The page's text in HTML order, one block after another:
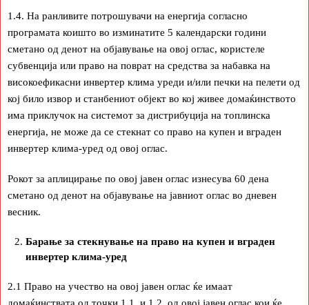
1.4. На ранливите потрошувачи на енергија согласно
програмата коишто во изминатите 5 календарски години
сметано од денот на објавување на овој оглас, користеле
субвенција или право на поврат на средства за набавка на
високоефикасни инвертер клима уреди и/или печки на пелети од
кој било извор и станбениот објект во кој живее домаќинството
има приклучок на системот за дистрибуција на топлинска
енергија, не може да се стекнат со право на купен и вграден
инвертер клима-уред од овој оглас.
Рокот за аплицирање по овој јавен оглас изнесува 60 дена
сметано од денот на објавување на јавниот оглас во дневен
весник.
Барање за стекнување на право на купен и вграден
инвертер клима-уред
2.1 Право на учество на овој јавен оглас ќе имаат